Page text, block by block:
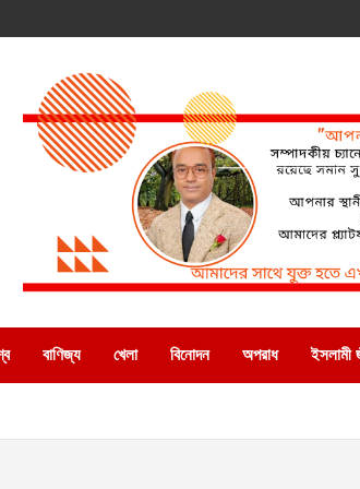
বাণিজ্য খেলা বিনোদন অপরাধ ইসলামী